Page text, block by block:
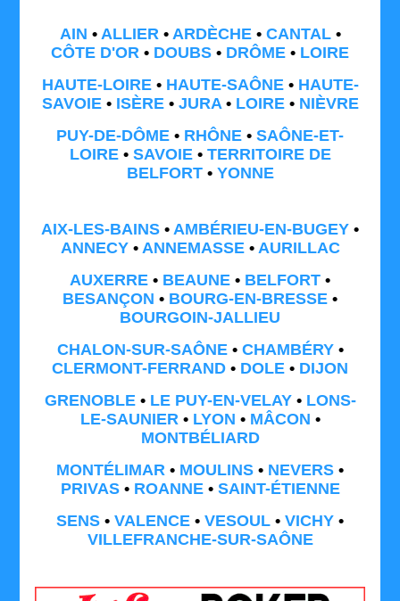
AIN • ALLIER• ARDÈCHE• CANTAL•
CÔTE D'OR • DOUBS • DRÔME • LOIRE
HAUTE-LOIRE• HAUTE-SAÔNE• HAUTE-
SAVOIE• ISÈRE• JURA• LOIRE• NIÈVRE
PUY-DE-DÔME • RHÔNE • SAÔNE-ET-
LOIRE• SAVOIE• TERRITOIRE DE
BELFORT• YONNE
AIX-LES-BAINS • AMBÉRIEU-EN-BUGEY •
ANNECY• ANNEMASSE• AURILLAC
AUXERRE • BEAUNE • BELFORT •
BESANÇON • BOURG-EN-BRESSE •
BOURGOIN-JALLIEU
CHALON-SUR-SAÔNE• CHAMBÉRY•
CLERMONT-FERRAND • DOLE • DIJON
GRENOBLE• LE PUY-EN-VELAY• LONS-
LE-SAUNIER• LYON • MÂCON •
MONTBÉLIARD
MONTÉLIMAR • MOULINS • NEVERS •
PRIVAS• ROANNE• SAINT-ÉTIENNE
SENS • VALENCE • VESOUL • VICHY •
VILLEFRANCHE-SUR-SAÔNE